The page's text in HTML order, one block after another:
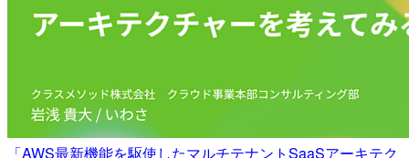
「AWS最新機能を駆使したマルチテナントSaaSアーキテク